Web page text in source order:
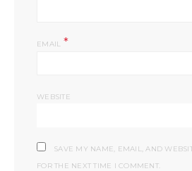
EMAIL *
WEBSITE
SAVE MY NAME, EMAIL, AND
FOR THE NEXT TIME I COMMENT.